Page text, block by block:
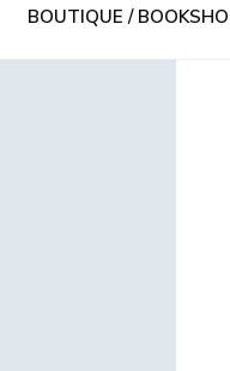
BOUTIQUE /